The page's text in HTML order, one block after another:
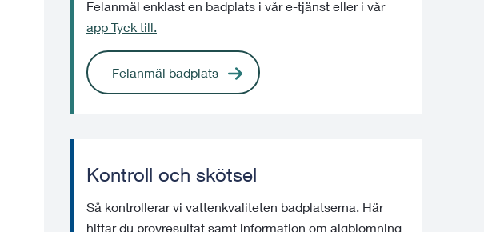
Felanmäl enklast en badplats i vår e-tjänst eller i vår
app Tyck till.
Felanmäl badplats
Kontroll och skötsel
Så kontrollerar vi vattenkvaliteten badplatserna. Här
hittar du provresultat samt information om algblomning